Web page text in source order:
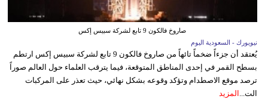
صاروخ فالكون 9 تابع لشركة سبيس إكس
نيويورك - السعودية اليوم
يُعتقد أن جزءاً ضخماً تائهاً من صاروخ فالكون 9 تابع لشركة سبيس إكس ارتطم
بسطح القمر في إحدى المناطق المتوقعة، فيما يترقب العلماء حول العالم صوراً
ترصد موقع الاصطدام وتؤكد وقوعه بشكل نهائي، حيث تعذر على المركبات
الت... المزيد